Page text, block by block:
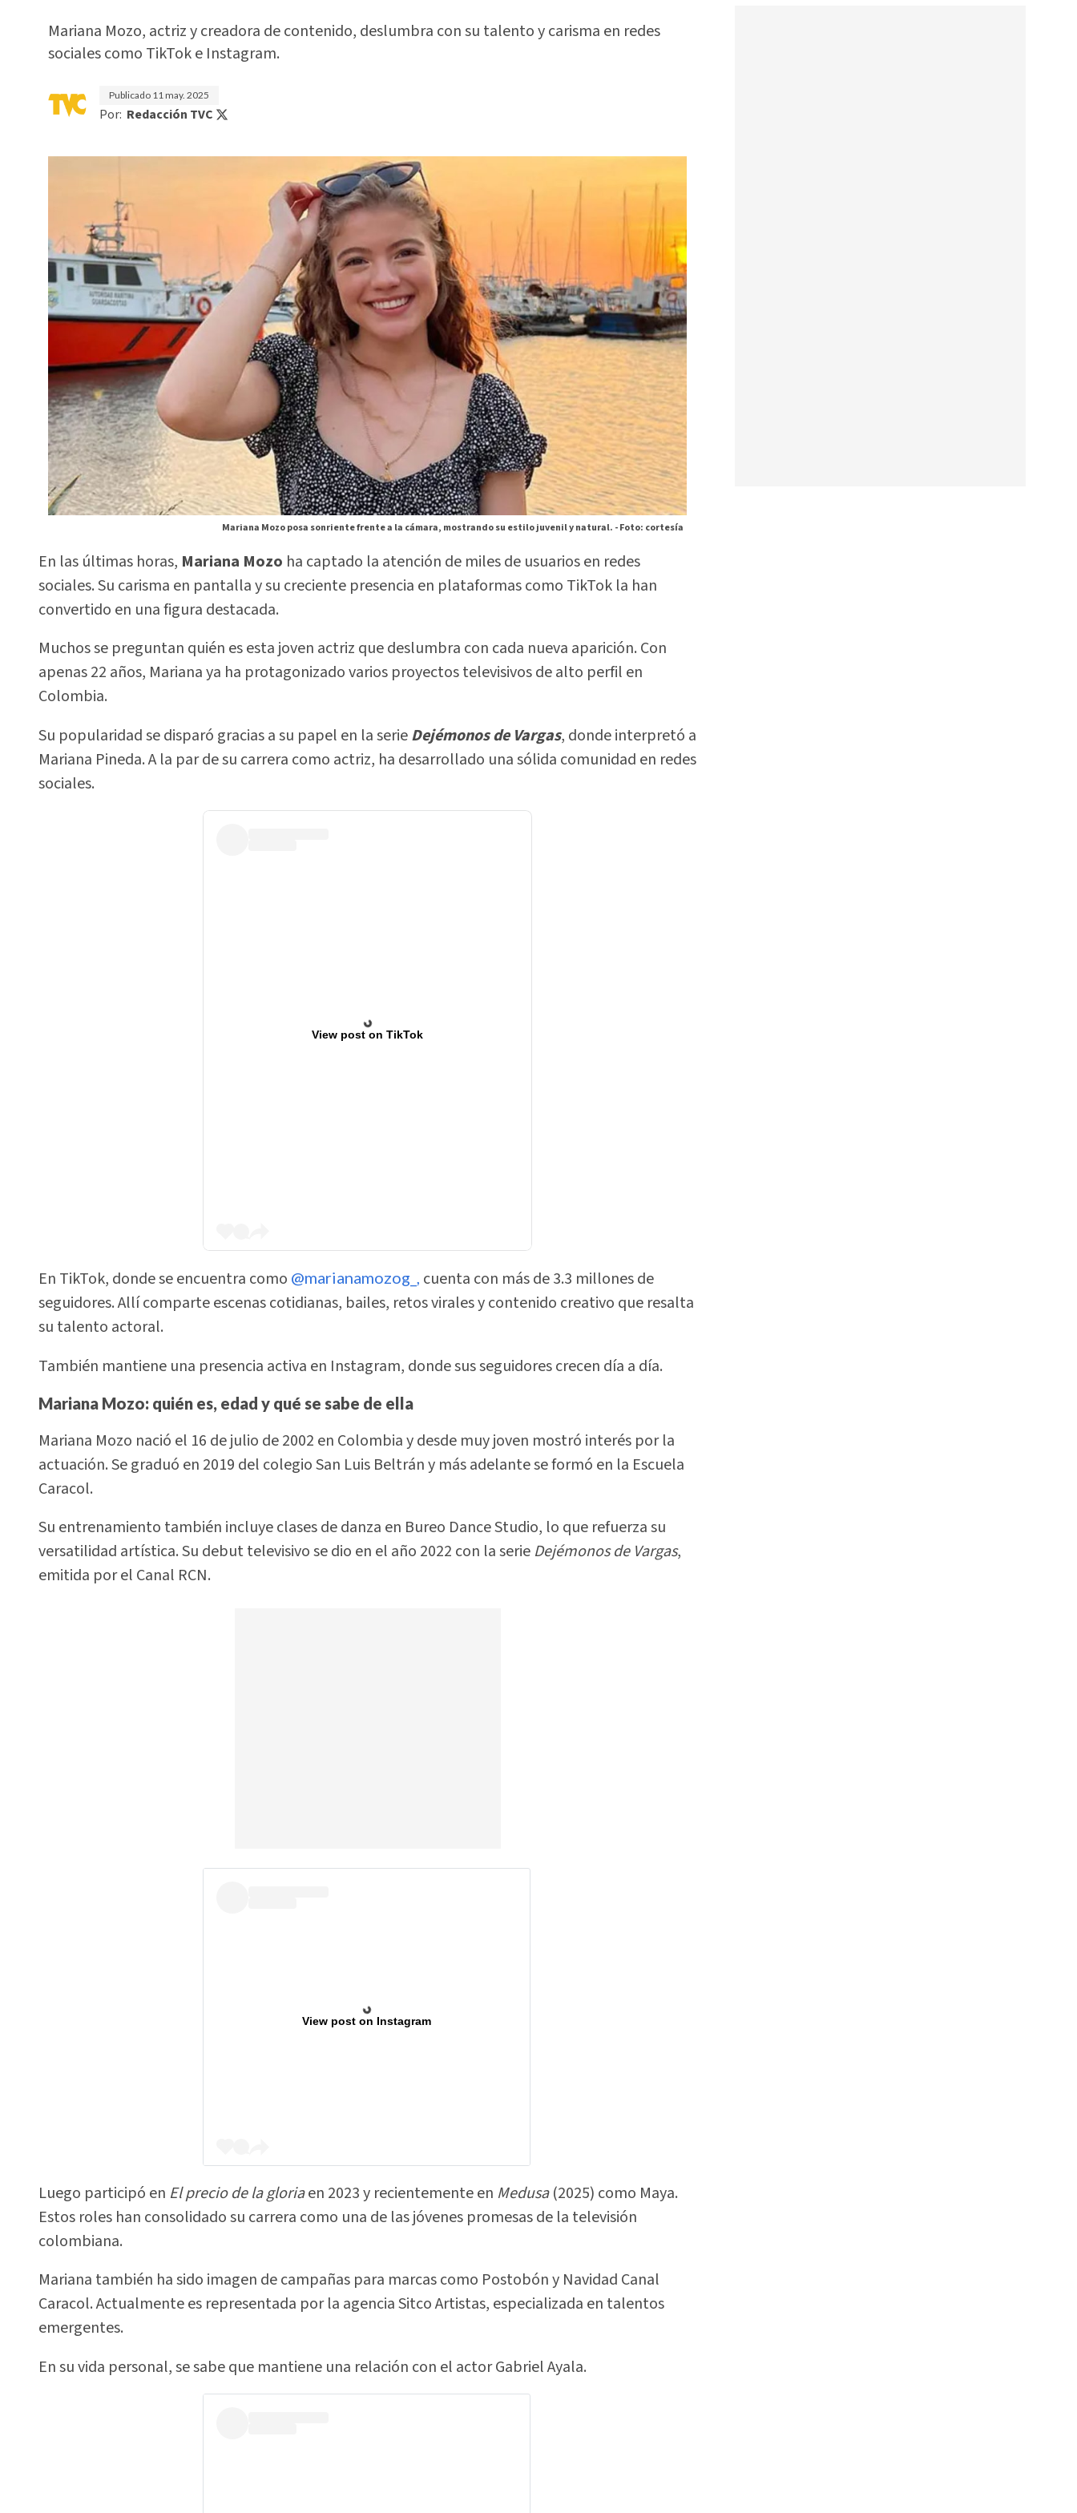
Mariana Mozo, actriz y creadora de contenido, deslumbra con su talento y carisma en redes
sociales como TikTok e Instagram.
Publicado 11 may. 2025
Por: Redacción TVC
Mariana Mozo posa sonriente frente a la cámara, mostrando su estilo juvenil y natural. -Foto: cortesía
En las últimas horas, Mariana Mozo ha captado la atención de miles de usuarios en redes
sociales. Su carisma en pantalla y su creciente presencia en plataformas como TikTok la han
convertido en una figura destacada.
Muchos se preguntan quién es esta joven actriz que deslumbra con cada nueva aparición. Con
apenas 22 años, Mariana ya ha protagonizado varios proyectos televisivos de alto perfil en
Colombia.
Su popularidad se disparó gracias a su papel en la serieDejémonos de Vargas, donde interpretó a
Mariana Pineda. A la par de su carrera como actriz, ha desarrollado una sólida comunidad en redes
sociales.
View post on TikTok
En TikTok, donde se encuentra como @marianamozog_, cuenta con más de 3.3 millones de
seguidores. Allí comparte escenas cotidianas, bailes, retos virales y contenido creativo que resalta
su talento actoral.
También mantiene una presencia activa en Instagram, donde sus seguidores crecen día a día.
Mariana Mozo: quién es, edad y qué se sabe de ella
Mariana Mozo nació el 16 de julio de 2002 en Colombia y desde muy joven mostró interés por la
actuación. Se graduó en 2019 del colegio San Luis Beltrán y más adelante se formó en la Escuela
Caracol.
Su entrenamiento también incluye clases de danza en Bureo Dance Studio, lo que refuerza su
versatilidad artística. Su debut televisivo se dio en el año 2022 con la serie Dejémonos de Vargas,
emitida por el Canal RCN.
View post on Instagram
Luego participó en El precio de la gloriaen 2023 y recientemente en Medusa(2025) como Maya.
Estos roles han consolidado su carrera como una de las jóvenes promesas de la televisión
colombiana.
Mariana también ha sido imagen de campañas para marcas como Postobón y Navidad Canal
Caracol. Actualmente es representada por la agencia Sitco Artistas, especializada en talentos
emergentes.
En su vida personal, se sabe que mantiene una relación con el actor Gabriel Ayala.